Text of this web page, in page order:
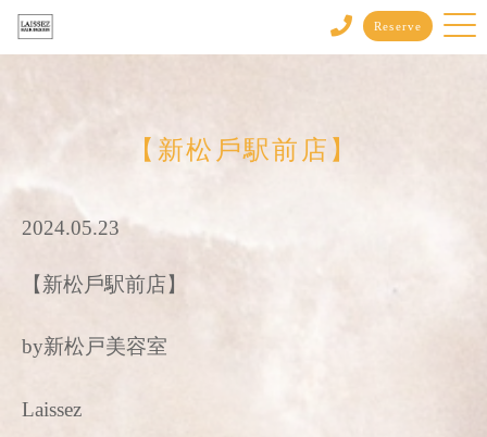
Reserve
【新松戶駅前店】
2024.05.23
【新松戶駅前店】
by新松戸美容室
Laissez